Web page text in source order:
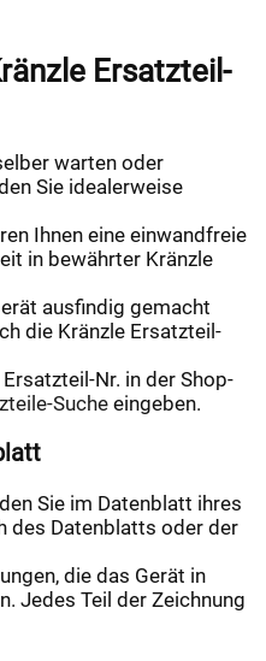
Ersatzteil-
warten oder
Sie idealerweise
Ihnen eine einwandfreie
in bewährter Kränzle
ausfindig gemacht
die Kränzle Ersatzteil-
Nr. in der Shop-
Sucheeingeben.
Sie im Datenblatt ihres
des Datenblatts oder der
die das Gerät in
Jedes Teil der Zeichnung